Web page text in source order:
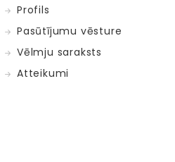
Profils
Pasūtījumu vēsture
Vēlmju saraksts
Atteikumi